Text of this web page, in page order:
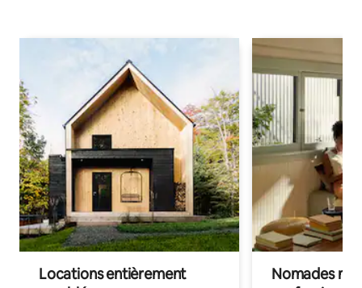
Locations entièrement
Nomades